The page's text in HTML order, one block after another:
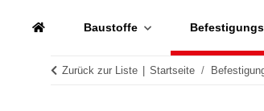
Baustoffe
Zurück zur Liste Startseite